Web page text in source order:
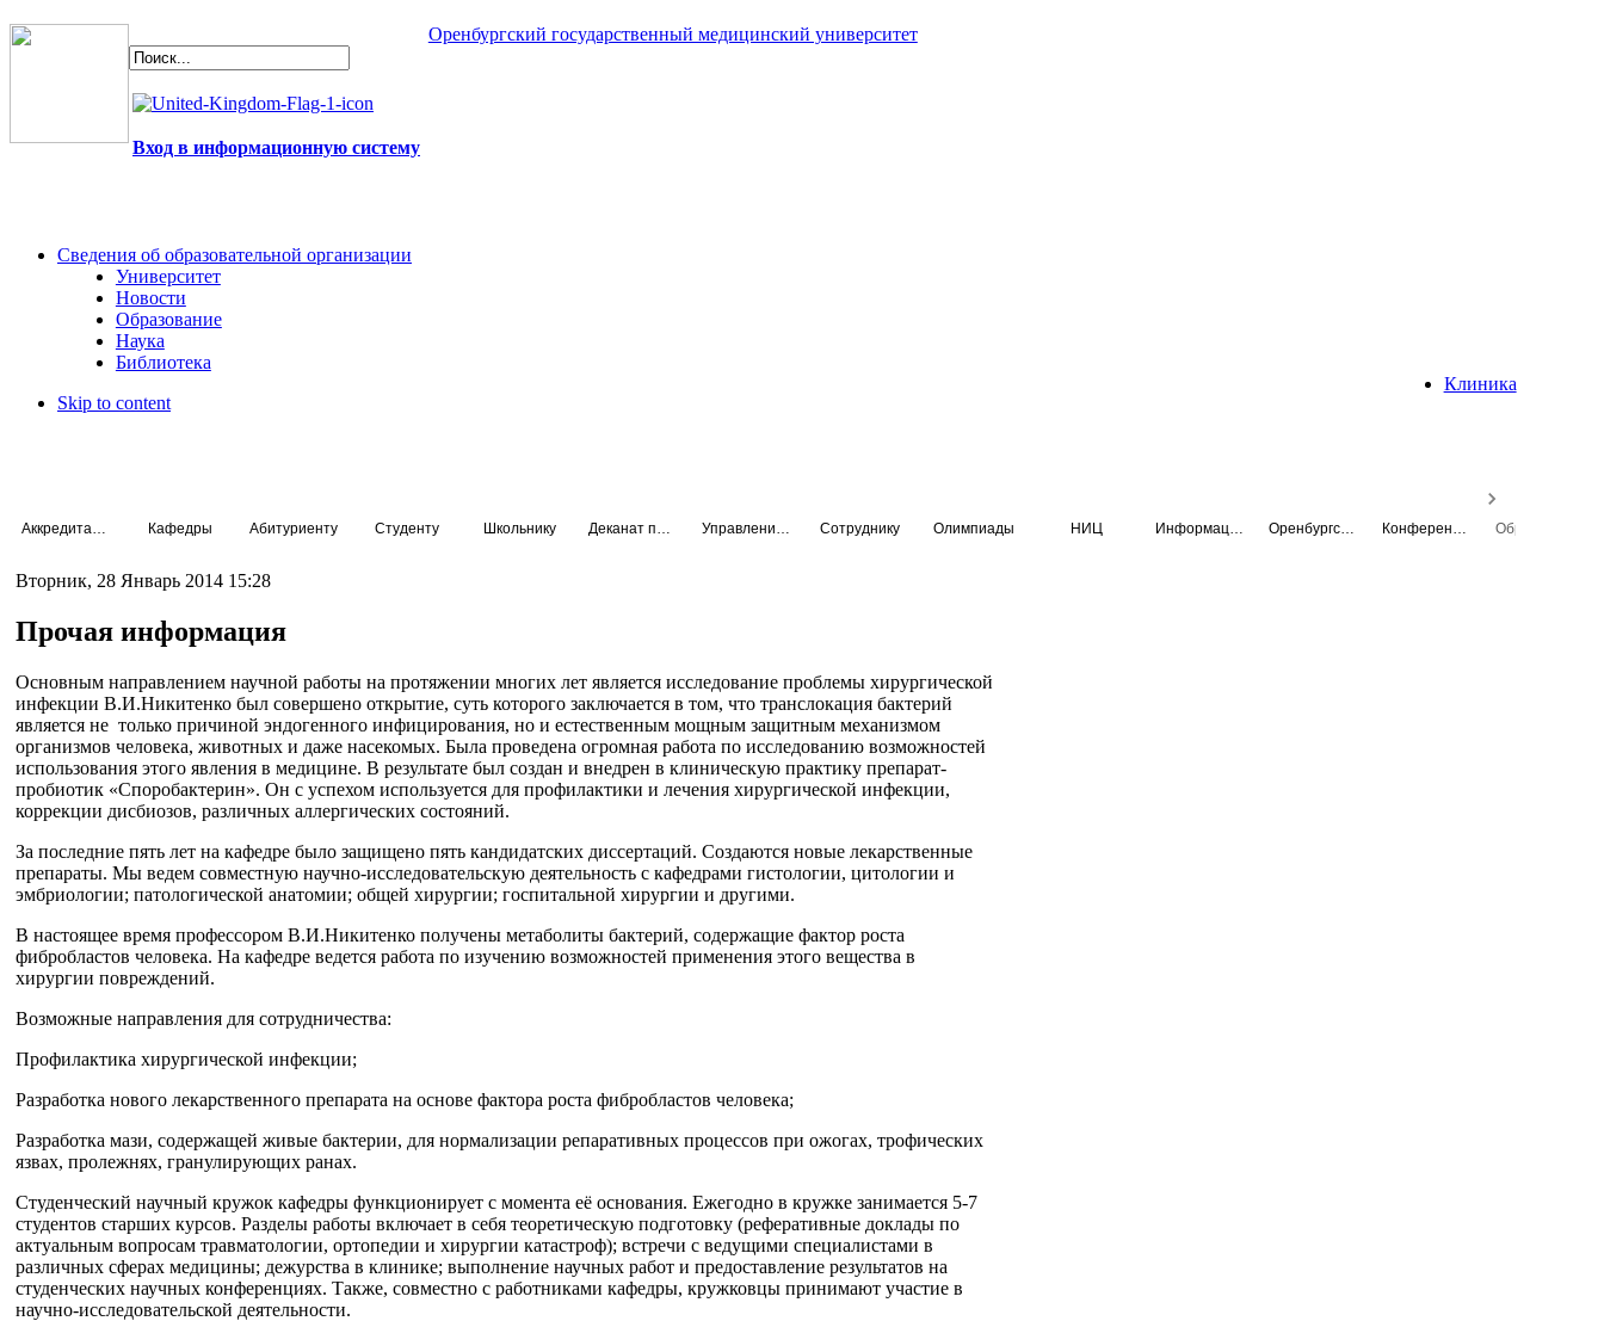
Оренбургский государственный медицинский университет
Вход в информационную систему
Сведения об образовательной организации
Университет
Новости
Образование
Наука
Библиотека
Клиника
Skip to content
Кафедры Абитуриенту Студенту Школьнику Сотруднику Олимпиады НИЦ
Вторник, 28 Январь 2014 15:28
Прочая информация
Основным направлением научной работы на протяжении многих лет является исследование проблемы хирургической
инфекции В.И.Никитенко был совершено открытие, суть которого заключается в том, что транслокация бактерий
является не только причиной эндогенного инфицирования, но и естественным мощным защитным механизмом
организмов человека, животных и даже насекомых. Была проведена огромная работа по исследованию возможностей
использования этого явления в медицине. В результате был создан и внедрен в клиническую практику препарат-
пробиотик «Споробактерин». Он с успехом используется для профилактики и лечения хирургической инфекции,
коррекции дисбиозов, различных аллергических состояний.
За последние пять лет на кафедре было защищено пять кандидатских диссертаций. Создаются новые лекарственные
препараты. Мы ведем совместную научно-исследовательскую деятельность с кафедрами гистологии, цитологии и
эмбриологии; патологической анатомии; общей хирургии; госпитальной хирургии и другими.
В настоящее время профессором В.И.Никитенко получены метаболиты бактерий, содержащие фактор роста
фибробластов человека. На кафедре ведется работа по изучению возможностей применения этого вещества в
хирургии повреждений.
Возможные направления для сотрудничества:
Профилактика хирургической инфекции;
Разработка нового лекарственного препарата на основе фактора роста фибробластов человека;
Разработка мази, содержащей живые бактерии, для нормализации репаративных процессов при ожогах, трофических
язвах, пролежнях, гранулирующих ранах.
Студенческий научный кружок кафедры функционирует с момента её основания. Ежегодно в кружке занимается 5-7
студентов старших курсов. Разделы работы включает в себя теоретическую подготовку (реферативные доклады по
актуальным вопросам травматологии, ортопедии и хирургии катастроф); встречи с ведущими специалистами в
различных сферах медицины; дежурства в клинике; выполнение научных работ и предоставление результатов на
студенческих научных конференциях. Также, совместно с работниками кафедры, кружковцы принимают участие в
научно-исследовательской деятельности.